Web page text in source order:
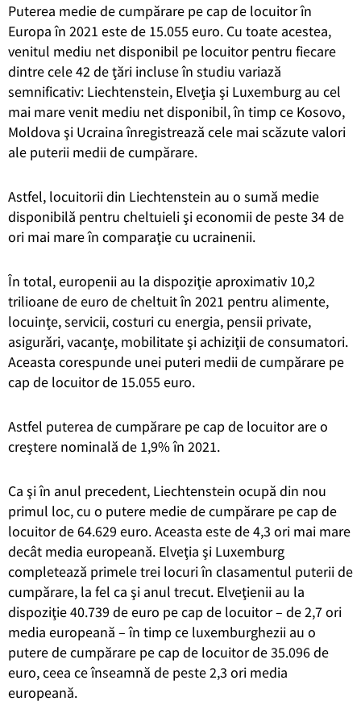
Puterea medie de cumpărare pe cap de locuitor în
Europa în 2021 este de 15.055 euro. Cu toate acestea,
venitul mediu net disponibil pe locuitor pentru fiecare
dintre cele 42 de ţări incluse în studiu variază
semnificativ: Liechtenstein, Elveţia şi Luxemburg au cel
mai mare venit mediu net disponibil, în timp ce Kosovo,
Moldova şi Ucraina înregistrează cele mai scăzute valori
ale puterii medii de cumpărare.
Astfel, locuitorii din Liechtenstein au o sumă medie
disponibilă pentru cheltuieli şi economii de peste 34 de
ori mai mare în comparaţie cu ucrainenii.
În total, europenii au la dispoziţie aproximativ 10,2
trilioane de euro de cheltuit în 2021 pentru alimente,
locuinţe, servicii, costuri cu energia, pensii private,
asigurări, vacanţe, mobilitate şi achiziţii de consumatori.
Aceasta corespunde unei puteri medii de cumpărare pe
cap de locuitor de 15.055 euro.
Astfel puterea de cumpărare pe cap de locuitor are o
creştere nominală de 1,9% în 2021.
Ca şi în anul precedent, Liechtenstein ocupă din nou
primul loc, cu o putere medie de cumpărare pe cap de
locuitor de 64.629 euro. Aceasta este de 4,3 ori mai mare
decât media europeană. Elveţia şi Luxemburg
completează primele trei locuri în clasamentul puterii de
cumpărare, la fel ca şi anul trecut. Elveţienii au la
dispoziţie 40.739 de euro pe cap de locuitor – de 2,7 ori
media europeană – în timp ce luxemburghezii au o
putere de cumpărare pe cap de locuitor de 35.096 de
euro, ceea ce înseamnă de peste 2,3 ori media
europeană.